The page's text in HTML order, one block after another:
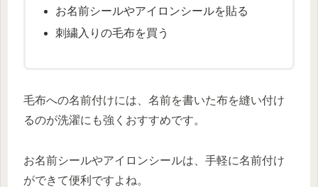
お名前シールやアイロンシールを貼る
刺繍入りの毛布を買う
毛布への名前付けには、名前を書いた布を縫い付け
るのが洗濯にも強くおすすめです。
お名前シールやアイロンシールは、手軽に名前付け
ができて便利ですよね。